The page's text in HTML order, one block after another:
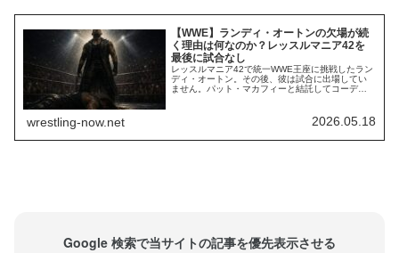
ヨ・スカ...
【WWE】ランディ・オートンの欠場が続
く理由は何なのか？レッスルマニア42を
最後に試合なし
レッスルマニア42で統一WWE王座に挑戦したラン
ディ・オートン。その後、彼は試合に出場してい
ません。パット・マカフィーと結託してコーディ
クを決めましたが、その後の試合出場がないのは
妙な話です。レスリング・オブザーバーのデイ
wrestling-now.net 2026.05.18
Google 検索で当サイトの記事を優先表示させる